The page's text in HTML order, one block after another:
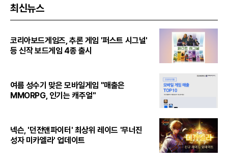
최신뉴스
코리아보드게임즈, 추론 게임 '퍼스트 시그널'
등 신작 보드게임 4종 출시
여름 성수기 맞은 모바일게임 "매출은
MMORPG, 인기는 캐주얼"
넥슨, '던전앤파이터' 최상위 레이드 '무너진
성자 미카엘라' 업데이트